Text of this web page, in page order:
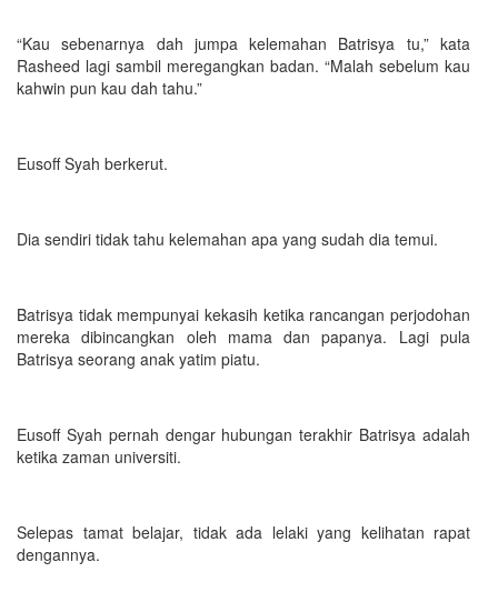
“Kau sebenarnya dah jumpa kelemahan Batrisya tu,” kata
Rasheed lagi sambil meregangkan badan. “Malah sebelum kau
kahwin pun kau dah tahu.”
Eusoff Syah berkerut.
Dia sendiri tidak tahu kelemahan apa yang sudah dia temui.
Batrisya tidak mempunyai kekasih ketika rancangan perjodohan
mereka dibincangkan oleh mama dan papanya. Lagi pula
Batrisya seorang anak yatim piatu.
Eusoff Syah pernah dengar hubungan terakhir Batrisya adalah
ketika zaman universiti.
Selepas tamat belajar, tidak ada lelaki yang kelihatan rapat
dengannya.